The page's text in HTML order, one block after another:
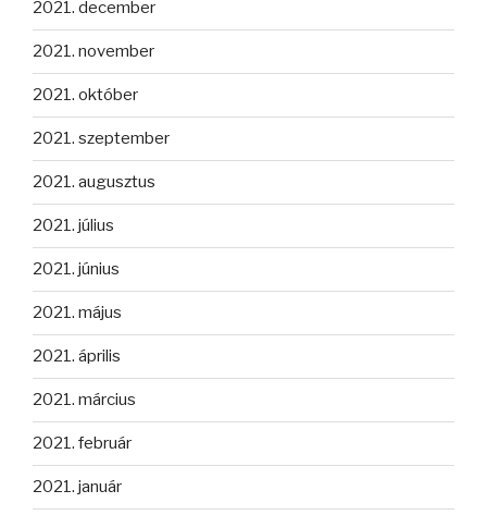
2021. december
2021. november
2021. október
2021. szeptember
2021. augusztus
2021. július
2021. június
2021. május
2021. április
2021. március
2021. február
2021. január